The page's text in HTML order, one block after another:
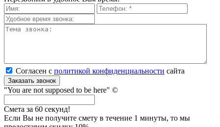
Согласен с политикой кон­фи­ден­ци­аль­нос­ти сайта
Заказать звонок
"You are not supposed to be here" ©
Смета за 60 секунд!
Если Вы не получите смету в течение 1 минуты, то мы